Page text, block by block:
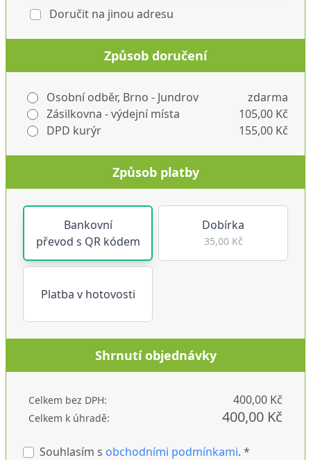
Doručit na jinou adresu
Způsob doručení
Osobní odběr, Brno - Jundrov
zdarma
Zásilkovna - výdejní místa
105,00 Kč
DPD kurýr
155,00 Kč
Způsob platby
Bankovní
převod s QR kódem
Dobírka
35,00 Kč
Platba v hotovosti
Shrnutí objednávky
Celkem bez DPH: 400,00 Kč
Celkem k úhradě: 400,00 Kč
Souhlasím s obchodními podmínkami. *